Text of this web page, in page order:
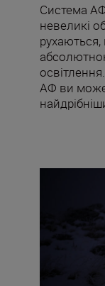
Система
невеликі
АФ ви